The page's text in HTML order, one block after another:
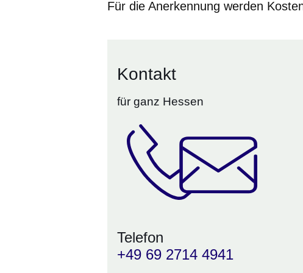
Für die Anerkennung werden
Kontakt
für ganz Hessen
Telefon
+49 69 2714 4941